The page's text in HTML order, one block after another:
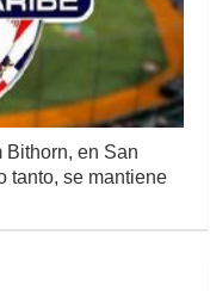
Bithorn, en San
tanto, se mantiene